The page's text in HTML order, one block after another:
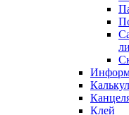
Клей